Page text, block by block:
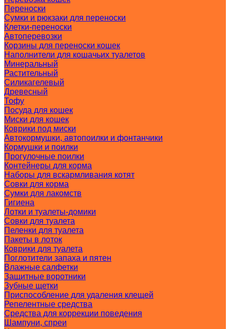
Переноски
Сумки и рюкзаки для переноски
Клетки-переноски
Автоперевозки
Корзины для переноски кошек
Наполнители для кошачьих туалетов
Минеральный
Растительный
Силикагелевый
Древесный
Тофу
Посуда для кошек
Миски для кошек
Коврики под миски
Автокормушки, автопоилки и фонтанчики
Кормушки и поилки
Прогулочные поилки
Контейнеры для корма
Наборы для вскармливания котят
Совки для корма
Сумки для лакомств
Гигиена
Лотки и туалеты-домики
Совки для туалета
Пеленки для туалета
Пакеты в лоток
Коврики для туалета
Поглотители запаха и пятен
Влажные салфетки
Защитные воротники
Зубные щетки
Приспособление для удаления клещей
Репелентные средства
Средства для коррекции поведения
Шампуни, спреи